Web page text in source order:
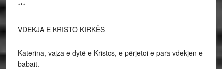
***
VDEKJA E KRISTO KIRKËS
Katerina, vajza e dytë e Kristos, e përjetoi e para vdekjen e
babait.